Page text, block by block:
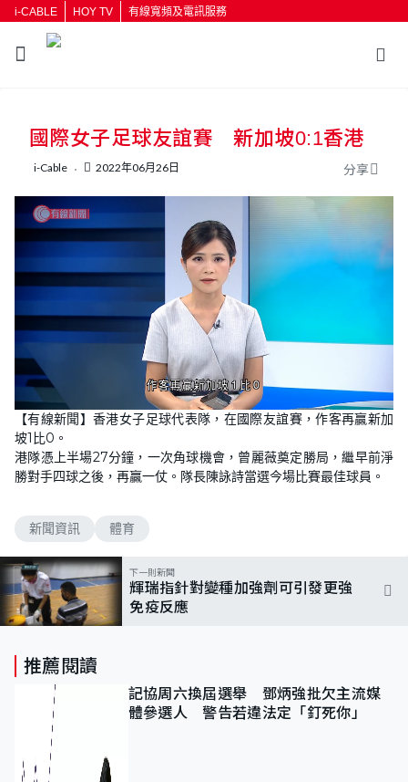
i-CABLE HOY TV 有線寬頻及電訊服務
按輸入鍵開始搜尋
國際女子足球友誼賽 新加坡0:1香港
i-Cable 2022年06月26日 分享
n
m
e
L
o
a
d
:
1
0
【有線新聞】香港女子足球代表隊，在國際友誼賽，作客再贏新加
坡1比0。
港隊憑上半場27分鐘，一次角球機會，曾麗薇奠定勝局，繼早前淨
勝對手四球之後，再贏一仗。隊長陳詠詩當選今場比賽最佳球員。
新聞資訊 體育
下一則新聞
輝瑞指針對變種加強劑可引發更強
免疫反應
推薦閱讀
記協周六換屆選舉 鄧炳強批欠主流媒
體參選人 警告若違法定「釘死你」